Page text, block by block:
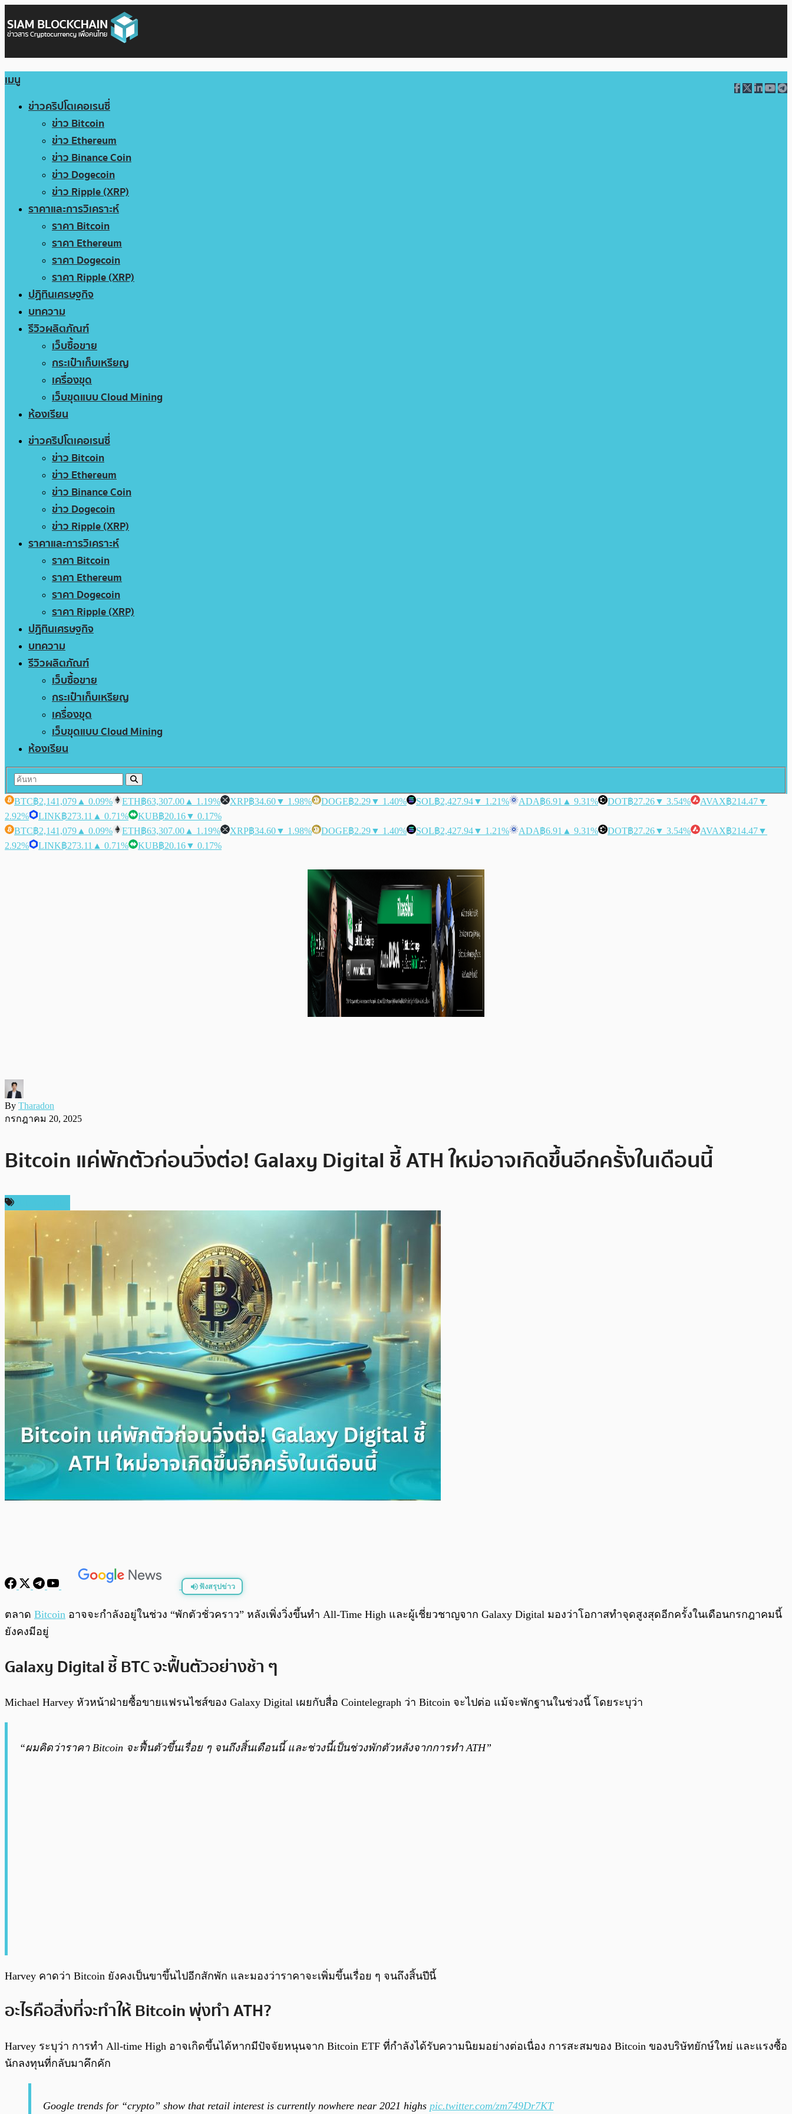
เมนู
ข่าวคริปโตเคอเรนซี่
ข่าว Bitcoin
ข่าว Ethereum
ข่าว Binance Coin
ข่าว Dogecoin
ข่าว Ripple (XRP)
ราคาและการวิเคราะห์
ราคา Bitcoin
ราคา Ethereum
ราคา Dogecoin
ราคา Ripple (XRP)
ปฏิทินเศรษฐกิจ
บทความ
รีวิวผลิตภัณฑ์
เว็บซื้อขาย
กระเป๋าเก็บเหรียญ
เครื่องขุด
เว็บขุดแบบ Cloud Mining
ห้องเรียน
ข่าวคริปโตเคอเรนซี่
ข่าว Bitcoin
ข่าว Ethereum
ข่าว Binance Coin
ข่าว Dogecoin
ข่าว Ripple (XRP)
ราคาและการวิเคราะห์
ราคา Bitcoin
ราคา Ethereum
ราคา Dogecoin
ราคา Ripple (XRP)
ปฏิทินเศรษฐกิจ
บทความ
รีวิวผลิตภัณฑ์
เว็บซื้อขาย
กระเป๋าเก็บเหรียญ
เครื่องขุด
เว็บขุดแบบ Cloud Mining
ห้องเรียน
BTC฿2,141,079 ▲ 0.09% ETH฿63,307.00 ▲ 1.19% XRP฿34.60▼ 1.98% DOGE฿2.29▼ 1.40% SOL฿2,427.94▼ 1.21% ADA฿6.91 ▲ 9.31% DOT฿27.26▼ 3.54% AVAX฿214.47▼
2.92%
LINK฿273.11 ▲ 0.71% KUB฿20.16▼ 0.17%
BTC฿2,141,079 ▲ 0.09% ETH฿63,307.00 ▲ 1.19% XRP฿34.60▼ 1.98% DOGE฿2.29▼ 1.40% SOL฿2,427.94▼ 1.21% ADA฿6.91 ▲ 9.31% DOT฿27.26▼ 3.54% AVAX฿214.47▼
2.92%
LINK฿273.11 ▲ 0.71% KUB฿20.16▼ 0.17%
By Tharadon
กรกฎาคม 20, 2025
Bitcoin แค่พักตัวก่อนวิ่งต่อ! Galaxy Digital ชี้ ATH ใหม่อาจเกิดขึ้นอีกครั้งในเดือนนี้
ฟังสรุปข่าว
พร้อมเล่น 0:00
ตลาด Bitcoin อาจจะกำลังอยู่ในช่วง “พักตัวชั่วคราว” หลังเพิ่งวิ่งขึ้นทำ All-Time High และผู้เชี่ยวชาญจาก Galaxy Digital มองว่าโอกาสทำจุดสูงสุดอีกครั้งในเดือนกรกฎาคมนี้
ยังคงมีอยู่
Galaxy Digital ชี้ BTC จะฟื้นตัวอย่างช้า ๆ
Michael Harvey หัวหน้าฝ่ายซื้อขายแฟรนไชส์ของ Galaxy Digital เผยกับสื่อ Cointelegraph ว่า Bitcoin จะไปต่อ แม้จะพักฐานในช่วงนี้ โดยระบุว่า
“ผมคิดว่าราคา Bitcoin จะฟื้นตัวขึ้นเรื่อย ๆ จนถึงสิ้นเดือนนี้ และช่วงนี้เป็นช่วงพักตัวหลังจากการทำ ATH”
Harvey คาดว่า Bitcoin ยังคงเป็นขาขึ้นไปอีกสักพัก และมองว่าราคาจะเพิ่มขึ้นเรื่อย ๆ จนถึงสิ้นปีนี้
อะไรคือสิ่งที่จะทำให้ Bitcoin พุ่งทำ ATH?
Harvey ระบุว่า การทำ All-time High อาจเกิดขึ้นได้หากมีปัจจัยหนุนจาก Bitcoin ETF ที่กำลังได้รับความนิยมอย่างต่อเนื่อง การสะสมของ Bitcoin ของบริษัทยักษ์ใหย่ และแรงซื้อ
นักลงทุนที่กลับมาคึกคัก
Google trends for “crypto” show that retail interest is currently nowhere near 2021 highs pic.twitter.com/zm749Dr7KT